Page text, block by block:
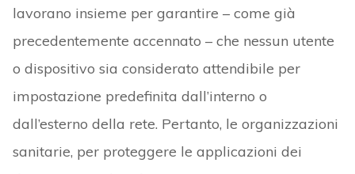
Autenticazione prima dell’accesso – Gli
utenti interni ed esterni non hanno accesso
prima dell’autorizzazione, riducendo così le
possibilità che questi elementi vengano
compromessi.
Modello di accesso con privilegi minimi